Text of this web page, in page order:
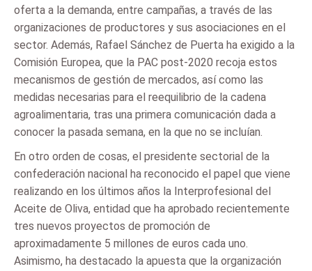
oferta a la demanda, entre campañas, a través de las
organizaciones de productores y sus asociaciones en el
sector. Además, Rafael Sánchez de Puerta ha exigido a la
Comisión Europea, que la PAC post-2020 recoja estos
mecanismos de gestión de mercados, así como las
medidas necesarias para el reequilibrio de la cadena
agroalimentaria, tras una primera comunicación dada a
conocer la pasada semana, en la que no se incluían.
En otro orden de cosas, el presidente sectorial de la
confederación nacional ha reconocido el papel que viene
realizando en los últimos años la Interprofesional del
Aceite de Oliva, entidad que ha aprobado recientemente
tres nuevos proyectos de promoción de
aproximadamente 5 millones de euros cada uno.
Asimismo, ha destacado la apuesta que la organización